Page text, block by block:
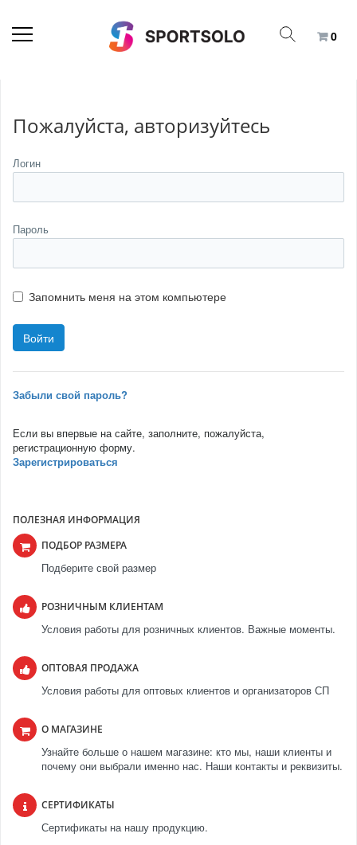
0
Пожалуйста, авторизуйтесь
Логин
Пароль
Запомнить меня на этом компьютере
Забыли свой пароль?
Если вы впервые на сайте, заполните, пожалуйста,
регистрационную форму.
Зарегистрироваться
ПОЛЕЗНАЯ ИНФОРМАЦИЯ
ПОДБОР РАЗМЕРА
Подберите свой размер
РОЗНИЧНЫМ КЛИЕНТАМ
Условия работы для розничных клиентов. Важные моменты.
ОПТОВАЯ ПРОДАЖА
Условия работы для оптовых клиентов и организаторов СП
О МАГАЗИНЕ
Узнайте больше о нашем магазине: кто мы, наши клиенты и
почему они выбрали именно нас. Наши контакты и реквизиты.
СЕРТИФИКАТЫ
Сертификаты на нашу продукцию.